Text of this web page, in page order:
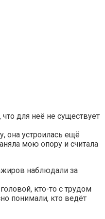
для неё не существует
она устроилась ещё
мою опору и считала
наблюдали за
кто-то с трудом
понимали, кто ведёт